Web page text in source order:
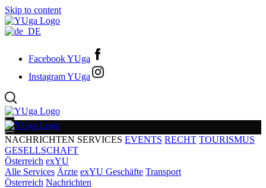
Skip to content
Facebook YUga
Instagram YUga
NACHRICHTEN SERVICES EVENTS RECHT TOURISMUS
GESELLSCHAFT
Österreich exYU
Alle Services Ärzte exYU Geschäfte Transport
Österreich Nachrichten